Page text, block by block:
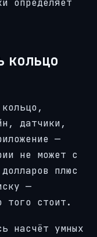
определяет
кольцо
датчики,
—
не может с
плюс
—
того стоит.
насчёт умных